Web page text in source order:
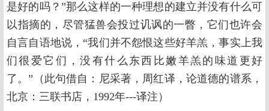
是好的吗？”那么这样的一种理想的建立并没有什么可
以指摘的，尽管猛兽会投过讥讽的一瞥，它们也许会
自言自语地说，“我们并不怨恨这些好羊羔，事实上我
们很爱它们，没有什么东西比嫩羊羔的味道更好
了。”（此句借自：尼采著，周红译，论道德的谱系，
北京：三联书店，1992年---译注）